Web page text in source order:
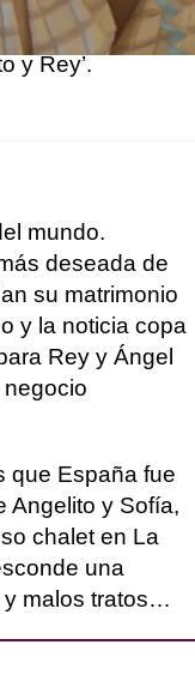
de Bárbara
y Rey’.
mundo.
deseada de
su matrimonio
y la noticia copa
Rey y Ángel
que España fue
Angelito y Sofía,
chalet en La
una
y malos tratos…